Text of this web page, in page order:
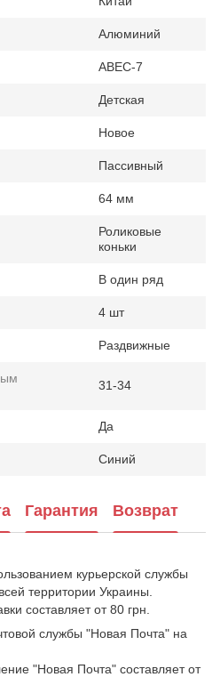
Алюминий
ABEC-7
Детская
Новое
Пассивный
64 мм
Роликовые
коньки
В один ряд
4 шт
Раздвижные
31-34
Да
Синий
Гарантия Возврат
курьерской службы
территории Украины.
составляет от 80 грн.
службы "Новая Почта" на
"Новая Почта" составляет от